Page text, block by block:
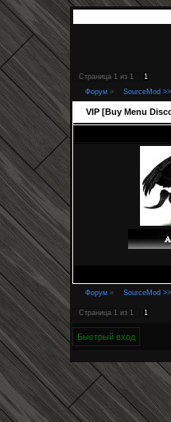
Страница 1 из 1
1
Форум » SourceMod
VIP [Buy Menu
Форум » SourceMod
Страница 1 из 1 1